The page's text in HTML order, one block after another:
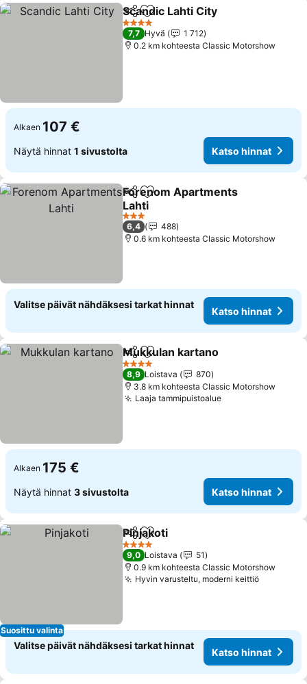
Jaa Lisää suosikkeihin
Scandic Lahti City
4 Tähtiluokitus
7,7 Hyvä
1 712
0.2 km kohteesta Classic Motorshow
Alkaen 107 €
Näytä hinnat 1 sivustolta Katso hinnat
Jaa Lisää suosikkeihin
Forenom Apartments
Lahti
Katso hinnat
3 Tähtiluokitus
6,4
488
0.6 km kohteesta Classic Motorshow
Valitse päivät nähdäksesi tarkat hinnat
Katso hinnat
Jaa Lisää suosikkeihin
Mukkulan kartano
4 Tähtiluokitus
8,9 Loistava
870
3.8 km kohteesta Classic Motorshow
Laaja tammipuistoalueKatso hinnat
Alkaen 175 €
Näytä hinnat 3 sivustolta Katso hinnat
Suosittu valinta
Jaa Lisää suosikkeihin
Pinjakoti
4 Tähtiluokitus
9,0 Loistava
51
0.9 km kohteesta Classic Motorshow
Hyvin varusteltu, moderni keittiöKatso
Valitse päivät nähdäksesi tarkat hinnat
Katso hinnat